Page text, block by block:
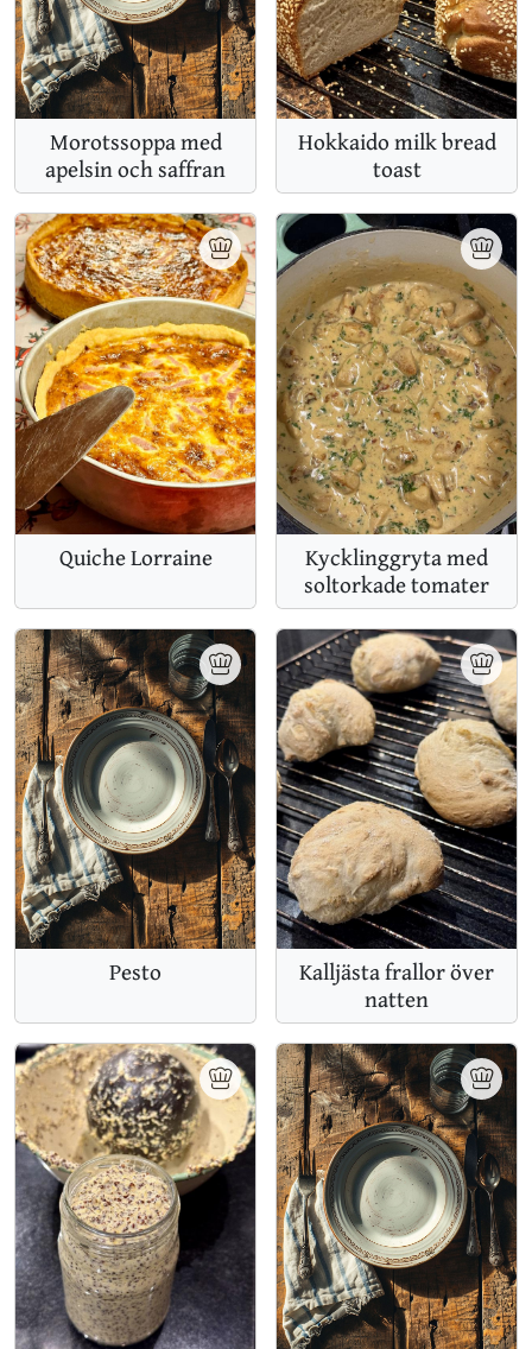
Morotssoppa med
apelsin och saffran
Hokkaido milk bread
toast
Quiche Lorraine
Kycklinggryta med
soltorkade tomater
Pesto
Kalljästa frallor över
natten